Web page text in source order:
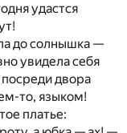
удастся
до солнышка —
увидела себя
двора
то, языком!
платье: